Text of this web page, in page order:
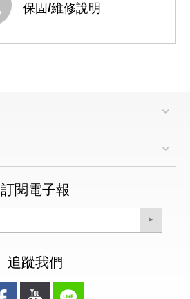
保固/維修說明
訂閱電子報
追蹤我們